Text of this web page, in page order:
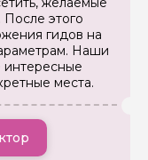
этого
гидов на
Наши
интересные
места.